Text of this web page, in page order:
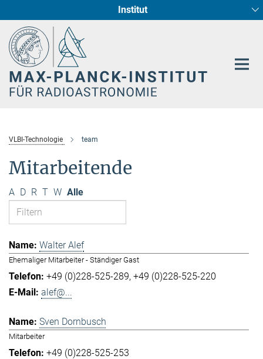
Institut
Radioastronomische Fundamentalphysik
Sternentstehung und Galaxienentwicklung
VLBI-Technologie team
Mitarbeitende
A D R T W Alle
Walter Alef
Ehemaliger Mitarbeiter - Ständiger Gast
+49 (0)228-525-289 +49 (0)228-525-220
alef@...
Sven Dornbusch
Mitarbeiter
+49 (0)228-525-253